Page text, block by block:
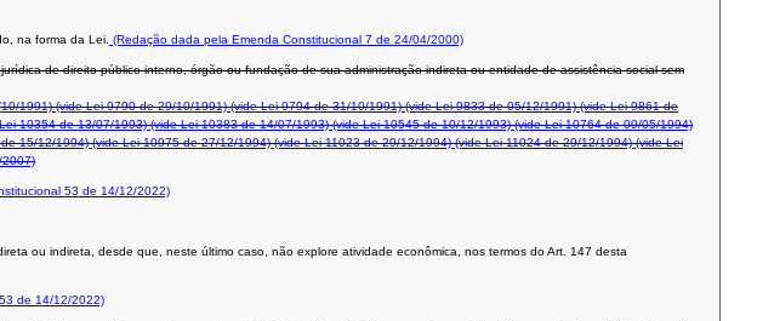
na forma da Lei. (Redação dada pela Emenda Constitucional 7 de 24/04/2000)
de direito público interno, órgão ou fundação de sua administração indireta ou entidade de assistência social sem
1991)(vide Lei 9790 de 29/10/1991)(vide Lei 9794 de 31/10/1991)(vide Lei 9833 de 05/12/1991)(vide Lei 9861 de
10354 de 13/07/1993)(vide Lei 10383 de 14/07/1993)(vide Lei 10545 de 10/12/1993)(vide Lei 10764 de 09/05/1994)
15/12/1994)(vide Lei 10975 de 27/12/1994)(vide Lei 11023 de 29/12/1994)(vide Lei 11024 de 29/12/1994)(vide Lei
53 de 14/12/2022)
ou indireta, desde que, neste último caso, não explore atividade econômica, nos termos do Art. 147 desta
de 14/12/2022)